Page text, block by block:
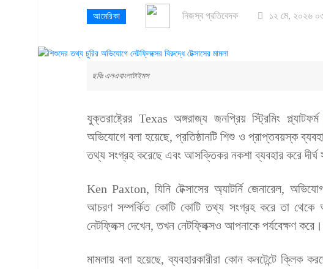
আমেরিকা নিজস্ব প্রতিবেদক ১২ মে, ২০২৬
ছবিঃ এলএবাংলাটাইমস
যুক্তরাষ্ট্রের Texas অঙ্গরাজ্য জনপ্রিয় স্ট্রিমিং প্ল্যাটফর্ম
অভিযোগে বলা হয়েছে, প্রতিষ্ঠানটি শিশু ও প্রাপ্তবয়স্ক
তথ্য সংগ্রহ করেছে এবং আসক্তিকর নকশা ব্যবহার করে দীর্ঘ
Ken Paxton, যিনি টেক্সাসের অ্যাটর্নি জেনারেল,
আচরণ সম্পর্কিত কোটি কোটি তথ্য সংগ্রহ করে তা
নেটফ্লিক্স দেখেন, তখন নেটফ্লিক্সও আপনাকে পর্যবেক্ষণ
মামলায় বলা হয়েছে, ব্যবহারকারীরা কোন কনটেন্টে ক্লিক